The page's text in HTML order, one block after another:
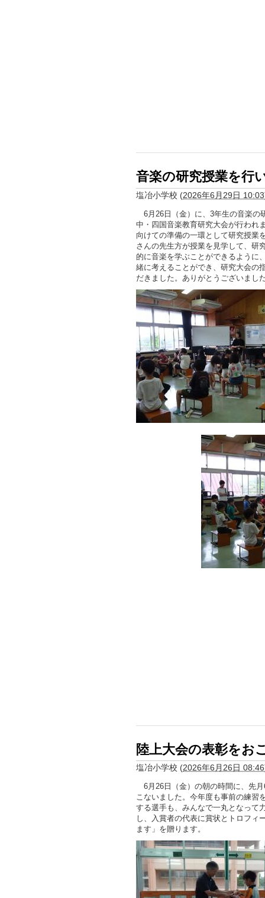
音楽の研究授業を行
塩冶小学校 (2026年6月29日 10:03
6月26日（金）に、3年生の音楽の
中・四国音楽教育研究大会が行われ
向けての準備の一環として研究授業
さんの先生方が授業を見学して、研
的に音楽を学ぶことができるように
緒に考えることができ、研究大会の
だきました。ありがとうございまし
陸上大会の表彰をお
塩冶小学校 (2026年6月26日 08:46
6月26日（金）の朝の時間に、先
こないました。今年度も事前の練習
する選手も、みんなで一丸となって
し、入賞者の代表に賞状とトロフィ
ます」を贈ります。